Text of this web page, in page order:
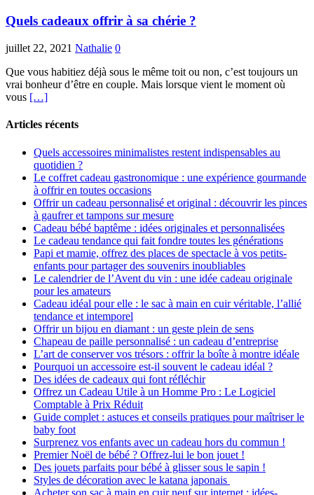
Quels cadeaux offrir à sa chérie ?
juillet 22, 2021 Nathalie 0
Que vous habitiez déjà sous le même toit ou non, c’est toujours un
vrai bonheur d’être en couple. Mais lorsque vient le moment où
vous […]
Articles récents
Quels accessoires minimalistes restent indispensables au
quotidien ?
Le coffret cadeau gastronomique : une expérience gourmande
à offrir en toutes occasions
Offrir un cadeau personnalisé et original : découvrir les pinces
à gaufrer et tampons sur mesure
Cadeau bébé baptême : idées originales et personnalisées
Le cadeau tendance qui fait fondre toutes les générations
Papi et mamie, offrez des places de spectacle à vos petits-
enfants pour partager des souvenirs inoubliables
Le calendrier de l’Avent du vin : une idée cadeau originale
pour les amateurs
Cadeau idéal pour elle : le sac à main en cuir véritable, l’allié
tendance et intemporel
Offrir un bijou en diamant : un geste plein de sens
Chapeau de paille personnalisé : un cadeau d’entreprise
L’art de conserver vos trésors : offrir la boîte à montre idéale
Pourquoi un accessoire est-il souvent le cadeau idéal ?
Des idées de cadeaux qui font réfléchir
Offrez un Cadeau Utile à un Homme Pro : Le Logiciel
Comptable à Prix Réduit
Guide complet : astuces et conseils pratiques pour maîtriser le
baby foot
Surprenez vos enfants avec un cadeau hors du commun !
Premier Noël de bébé ? Offrez-lui le bon jouet !
Des jouets parfaits pour bébé à glisser sous le sapin !
Styles de décoration avec le katana japonais
Acheter son sac à main en cuir neuf sur internet : idées-